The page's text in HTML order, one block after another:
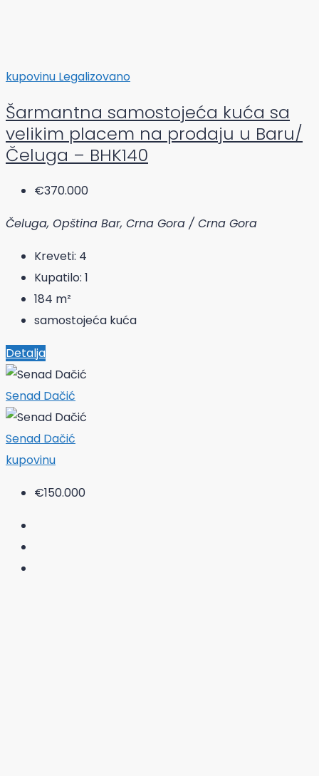
kupovinu Legalizovano
Šarmantna samostojeća kuća sa
velikim placem na prodaju u Baru/
Čeluga – BHK140
€370.000
Čeluga, Opština Bar, Crna Gora / Crna Gora
Kreveti: 4
Kupatilo: 1
184 m²
samostojeća kuća
Detalja
Senad Dačić
Senad Dačić
kupovinu
€150.000